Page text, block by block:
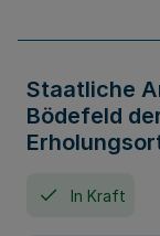
Staatliche
Bödefeld
In Kraft